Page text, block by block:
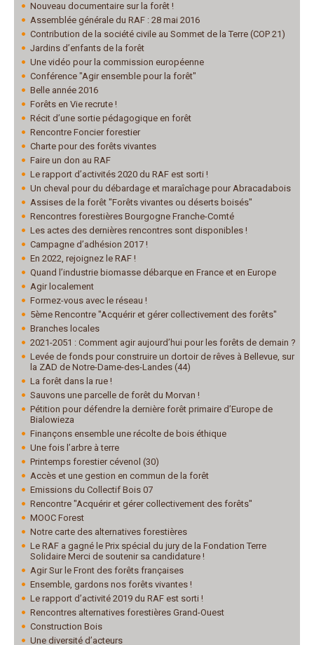
Nouveau documentaire sur la forêt !
Assemblée générale du RAF : 28 mai 2016
Contribution de la société civile au Sommet de la Terre (COP 21)
Jardins d’enfants de la forêt
Une vidéo pour la commission européenne
Conférence "Agir ensemble pour la forêt"
Belle année 2016
Forêts en Vie recrute !
Récit d’une sortie pédagogique en forêt
Rencontre Foncier forestier
Charte pour des forêts vivantes
Faire un don au RAF
Le rapport d’activités 2020 du RAF est sorti !
Un cheval pour du débardage et maraîchage pour Abracadabois
Assises de la forêt "Forêts vivantes ou déserts boisés"
Rencontres forestières Bourgogne Franche-Comté
Les actes des dernières rencontres sont disponibles !
Campagne d’adhésion 2017 !
En 2022, rejoignez le RAF !
Quand l’industrie biomasse débarque en France et en Europe
Agir localement
Formez-vous avec le réseau !
5ème Rencontre "Acquérir et gérer collectivement des forêts"
Branches locales
2021-2051 : Comment agir aujourd’hui pour les forêts de demain ?
Levée de fonds pour construire un dortoir de rêves à Bellevue, sur
la ZAD de Notre-Dame-des-Landes (44)
La forêt dans la rue !
Sauvons une parcelle de forêt du Morvan !
Pétition pour défendre la dernière forêt primaire d’Europe de
Bialowieza
Finançons ensemble une récolte de bois éthique
Une fois l’arbre à terre
Printemps forestier cévenol (30)
Accès et une gestion en commun de la forêt
Emissions du Collectif Bois 07
Rencontre "Acquérir et gérer collectivement des forêts"
MOOC Forest
Notre carte des alternatives forestières
Le RAF a gagné le Prix spécial du jury de la Fondation Terre
Solidaire Merci de soutenir sa candidature !
Agir Sur le Front des forêts françaises
Ensemble, gardons nos forêts vivantes !
Le rapport d’activité 2019 du RAF est sorti !
Rencontres alternatives forestières Grand-Ouest
Construction Bois
Une diversité d’acteurs